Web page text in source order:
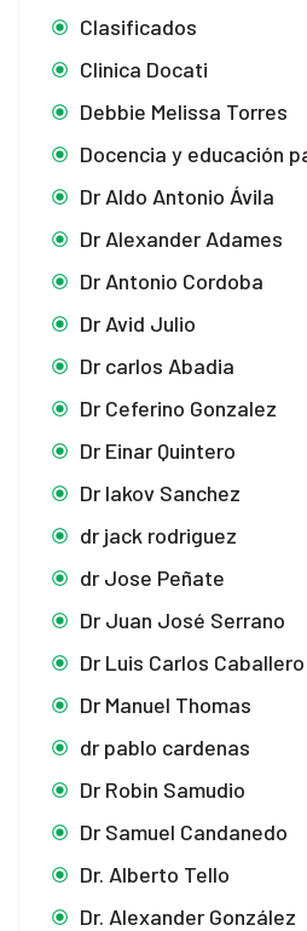
Clasificados
Clinica Docati
Debbie Melissa Torres
Docencia y educación
Dr Aldo Antonio Ávila
Dr Alexander Adames
Dr Antonio Cordoba
Dr Avid Julio
Dr carlos Abadia
Dr Ceferino Gonzalez
Dr Einar Quintero
Dr Iakov Sanchez
dr jack rodriguez
dr Jose Peñate
Dr Juan José Serrano
Dr Luis Carlos Caballero
Dr Manuel Thomas
dr pablo cardenas
Dr Robin Samudio
Dr Samuel Candanedo
Dr. Alberto Tello
Dr. Alexander González